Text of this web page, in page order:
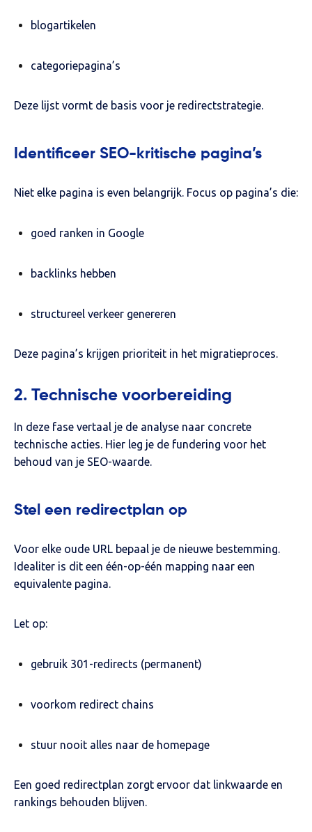
blogartikelen
categoriepagina’s
Deze lijst vormt de basis voor je redirectstrategie.
Identificeer SEO-kritische pagina’s
Niet elke pagina is even belangrijk. Focus op pagina’s die:
goed ranken in Google
backlinks hebben
structureel verkeer genereren
Deze pagina’s krijgen prioriteit in het migratieproces.
2. Technische voorbereiding
In deze fase vertaal je de analyse naar concrete
technische acties. Hier leg je de fundering voor het
behoud van je SEO-waarde.
Stel een redirectplan op
Voor elke oude URL bepaal je de nieuwe bestemming.
Idealiter is dit een één-op-één mapping naar een
equivalente pagina.
Let op:
gebruik 301-redirects (permanent)
voorkom redirect chains
stuur nooit alles naar de homepage
Een goed redirectplan zorgt ervoor dat linkwaarde en
rankings behouden blijven.